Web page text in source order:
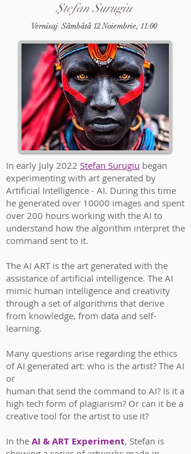
Ștefan Surugiu
Vernisaj Sâmbătă 12 Noiembrie, 11:00
In early July 2022 Stefan Surugiu began
experimenting with art generated by
Artificial Intelligence - AI. During this time
he generated over 10000 images and spent
over 200 hours working with the AI to
understand how the algorithm interpret the
command sent to it.
The AI ART is the art generated with the
assistance of artificial intelligence. The AI
mimic human intelligence and creativity
through a set of algorithms that derive
from knowledge, from data and self-
learning.
Many questions arise regarding the ethics
of AI generated art: who is the artist? The AI
or
human that send the command to AI? Is it a
high tech form of plagiarism? Or can it be a
creative tool for the artist to use it?
In the AI & ART Experiment, Stefan is